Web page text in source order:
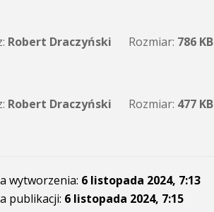
Robert Draczyński Rozmiar: 786 KB
Robert Draczyński Rozmiar: 477 KB
wytworzenia: 6 listopada 2024, 7:13
publikacji: 6 listopada 2024, 7:15